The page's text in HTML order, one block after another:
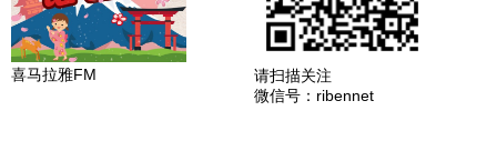
喜马拉雅FM
请扫描关注
微信号：ribennet